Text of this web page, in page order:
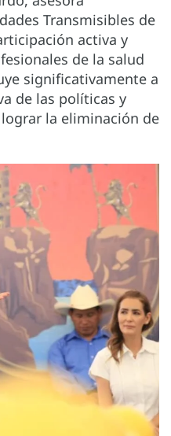
Transmisibles de
activa y
de la salud
significativamente a
de las políticas y
la eliminación de